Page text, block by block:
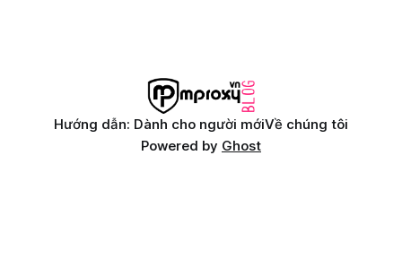
Hướng dẫn: Dành cho người mớiVề chúng tôi
Powered by Ghost